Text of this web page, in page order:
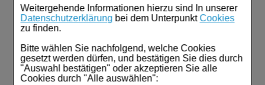
Weitergehende Informationen hierzu sind In unserer
Datenschutzerklärung bei dem Unterpunkt Cookies
zu finden.
Bitte wählen Sie nachfolgend, welche Cookies
gesetzt werden dürfen, und bestätigen Sie dies durch
"Auswahl bestätigen" oder akzeptieren Sie alle
Cookies durch "Alle auswählen":
Homöopathie, Schüsslersalze & Bachblüten Original
Raucherentwöhnung
Gesundheit & Fitness
Anbieter: Viatris Healthcare GmbH
PZN: 19725705
25,01€¹
50.020,00 € pro 1 l